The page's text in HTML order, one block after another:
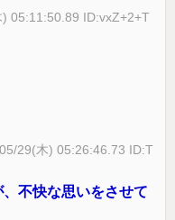
05:11:50.89 ID:vxZ+2+T
29(木) 05:26:46.73 ID:T
不快な思いをさせて